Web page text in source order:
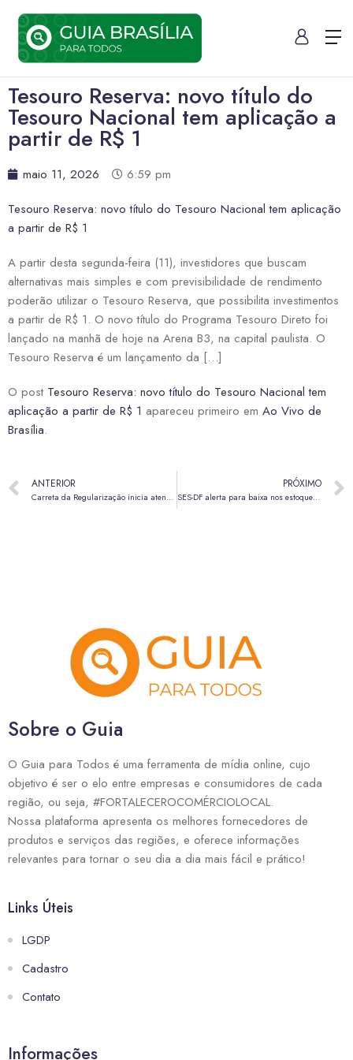
Tesouro Reserva: novo título do
Tesouro Nacional tem aplicação a
partir de R$ 1
maio 11, 2026
6:59 pm
Tesouro Reserva: novo título do Tesouro Nacional tem aplicação
a partir de R$ 1
A partir desta segunda-feira (11), investidores que buscam
alternativas mais simples e com previsibilidade de rendimento
poderão utilizar o Tesouro Reserva, que possibilita investimentos
a partir de R$ 1. O novo título do Programa Tesouro Direto foi
lançado na manhã de hoje na Arena B3, na capital paulista. O
Tesouro Reserva é um lançamento da […]
O post Tesouro Reserva: novo título do Tesouro Nacional tem
aplicação a partir de R$ 1 apareceu primeiro em Ao Vivo de
Brasília.
ANTERIOR
Carreta da Regularização inicia atendimento gratuito em Samambaia nesta segunda (11)
PRÓXIMO
SES-DF alerta para baixa nos estoques de leite materno e intensifica campanha de doação
Sobre o Guia
O Guia para Todos é uma ferramenta de mídia online, cujo
objetivo é ser o elo entre empresas e consumidores de cada
região, ou seja, #FORTALECEROCOMÉRCIOLOCAL.
Nossa plataforma apresenta os melhores fornecedores de
produtos e serviços das regiões, e oferece informações
relevantes para tornar o seu dia a dia mais fácil e prático!
Links Úteis
LGDP
Cadastro
Contato
Informações